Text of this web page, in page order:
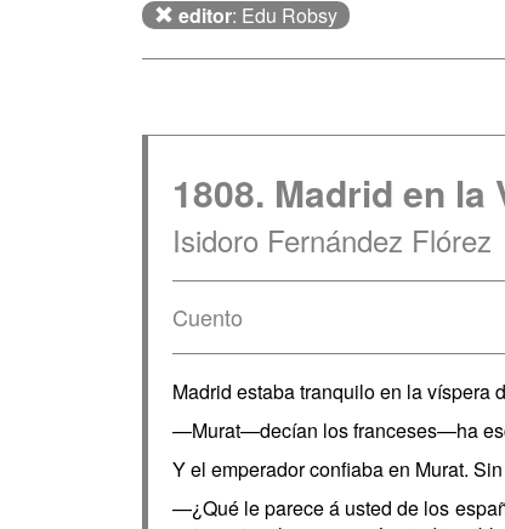
editor: Edu Robsy
1808. Madrid en la
Isidoro Fernández Flórez
Cuento
Madrid estaba tranquilo en la víspera
—Murat—decían los franceses—ha
Y el emperador confiaba en Murat.
—¿Qué le parece á usted de los